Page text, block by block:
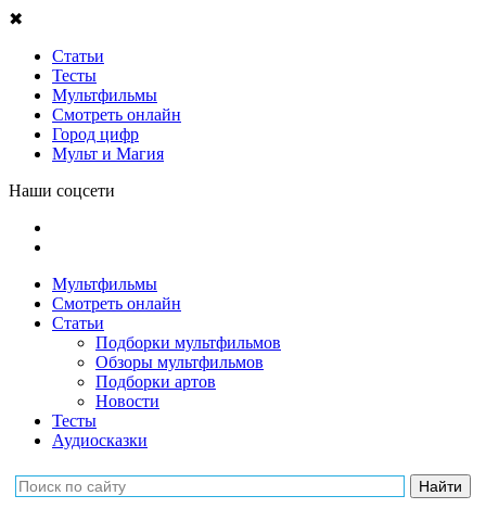
✖
Статьи
Тесты
Мультфильмы
Смотреть онлайн
Город цифр
Мульт и Магия
Наши соцсети
Мультфильмы
Смотреть онлайн
Статьи
Подборки мультфильмов
Обзоры мультфильмов
Подборки артов
Новости
Тесты
Аудиосказки